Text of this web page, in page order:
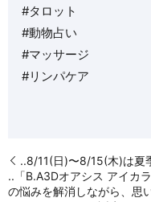
#タロット
#動物占い
#マッサージ
#リンパケア
..8/11(日)〜8/15(木)は夏
..「B.A3Dオアシス アイカ
の悩みを解消しながら、思